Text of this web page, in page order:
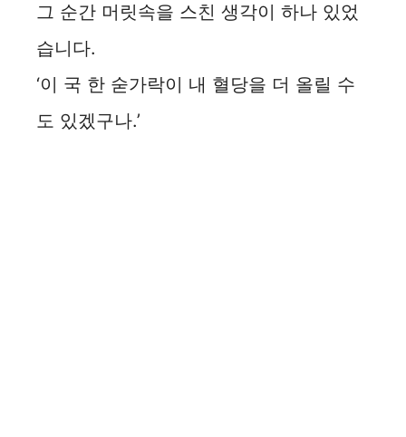
그 순간 머릿속을 스친 생각이 하나 있었
습니다.
‘이 국 한 숟가락이 내 혈당을 더 올릴 수
도 있겠구나.’